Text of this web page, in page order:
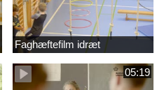
Faghæftefilm idræt
05:19